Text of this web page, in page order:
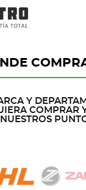
Regístrese aquí
Y
COMPRAR